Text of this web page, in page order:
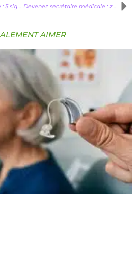
Devenez secrétaire médicale : zoom sur un métier qui recrute
AIMER